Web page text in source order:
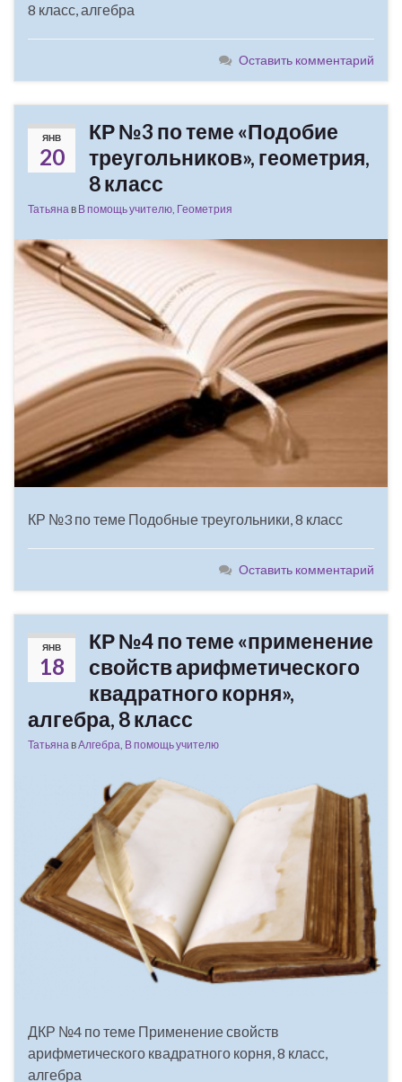
8 класс, алгебра
Оставить комментарий
ЯНВ
20
КР №3 по теме «Подобие
треугольников», геометрия,
8 класс
Татьянав В помощь учителю, Геометрия
КР №3 по теме Подобные треугольники, 8 класс
Оставить комментарий
ЯНВ
18
КР №4 по теме «применение
свойств арифметического
квадратного корня»,
алгебра, 8 класс
ТатьянавАлгебра, В помощь учителю
ДКР №4 по теме Применение свойств
арифметического квадратного корня, 8 класс,
алгебра